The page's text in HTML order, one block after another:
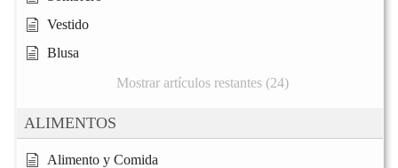
Vestido
Blusa
Mostrar artículos restantes (24)
ALIMENTOS
Alimento y Comida